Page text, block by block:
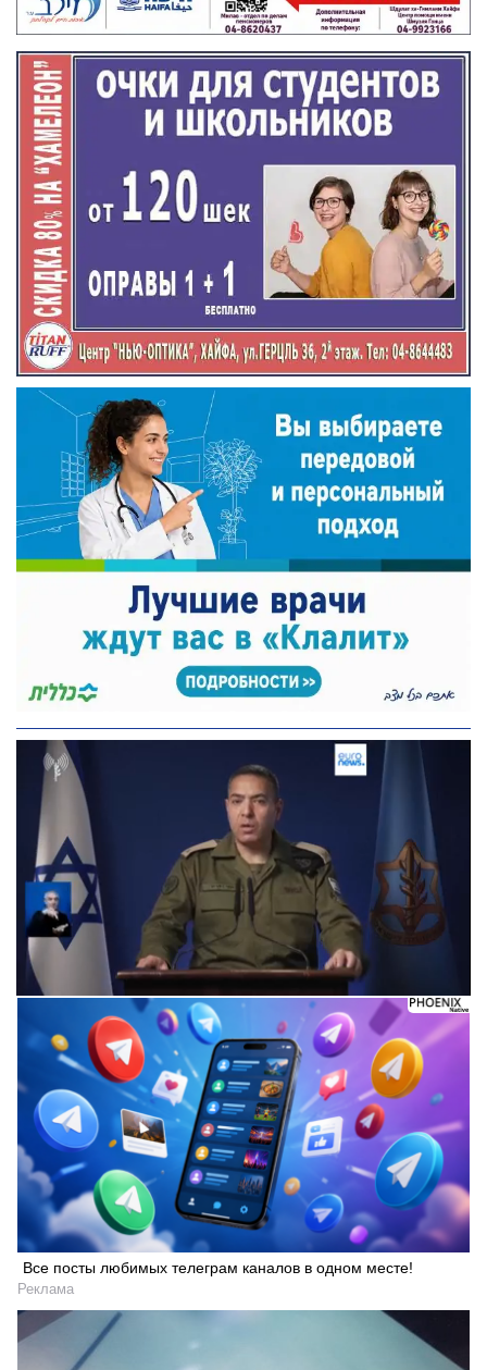
Все посты любимых телеграм каналов в одном месте!
Реклама